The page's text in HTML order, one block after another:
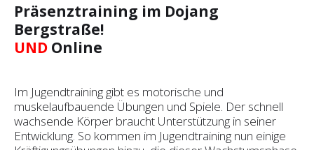
Präsenztraining im Dojang
Bergstraße!
UND Online
Im Jugendtraining gibt es motorische und
muskelaufbauende Übungen und Spiele. Der schnell
wachsende Körper braucht Unterstützung in seiner
Entwicklung. So kommen im Jugendtraining nun einige